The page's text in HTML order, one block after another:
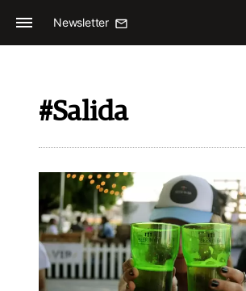
Newsletter
#Salida